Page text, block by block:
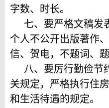
字数、时长。
七、要严格文稿发
个人不公开出版著作
信、贺电，不题词、题
八、要厉行勤俭节
关规定，严格执行住
和生活待遇的规定。